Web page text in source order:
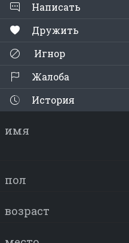
Написать
Дружить
Игнор
Жалоба
История
имя
пол
возраст